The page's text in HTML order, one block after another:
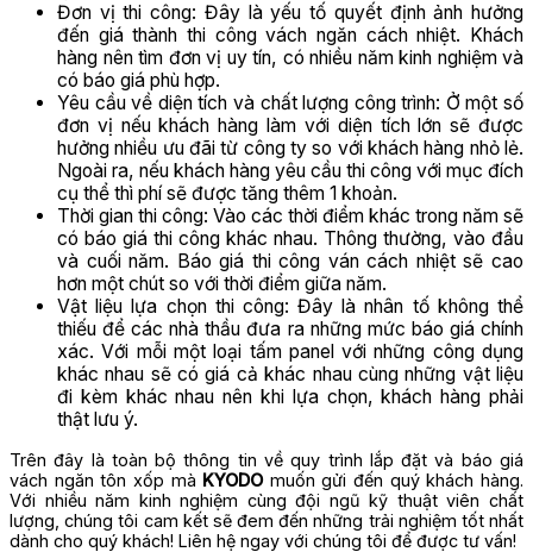
Đơn vị thi công: Đây là yếu tố quyết định ảnh hưởng
đến giá thành thi công vách ngăn cách nhiệt. Khách
hàng nên tìm đơn vị uy tín, có nhiều năm kinh nghiệm và
có báo giá phù hợp.
Yêu cầu về diện tích và chất lượng công trình: Ở một số
đơn vị nếu khách hàng làm với diện tích lớn sẽ được
hưởng nhiều ưu đãi từ công ty so với khách hàng nhỏ lẻ.
Ngoài ra, nếu khách hàng yêu cầu thi công với mục đích
cụ thể thì phí sẽ được tăng thêm 1 khoản.
Thời gian thi công: Vào các thời điểm khác trong năm sẽ
có báo giá thi công khác nhau. Thông thường, vào đầu
và cuối năm. Báo giá thi công ván cách nhiệt sẽ cao
hơn một chút so với thời điểm giữa năm.
Vật liệu lựa chọn thi công: Đây là nhân tố không thể
thiếu để các nhà thầu đưa ra những mức báo giá chính
xác. Với mỗi một loại tấm panel với những công dụng
khác nhau sẽ có giá cả khác nhau cùng những vật liệu
đi kèm khác nhau nên khi lựa chọn, khách hàng phải
thật lưu ý.
Trên đây là toàn bộ thông tin về quy trình lắp đặt và báo giá
vách ngăn tôn xốp mà KYODOmuốn gửi đến quý khách hàng.
Với nhiều năm kinh nghiệm cùng đội ngũ kỹ thuật viên chất
lượng, chúng tôi cam kết sẽ đem đến những trải nghiệm tốt nhất
dành cho quý khách! Liên hệ ngay với chúng tôi để được tư vấn!